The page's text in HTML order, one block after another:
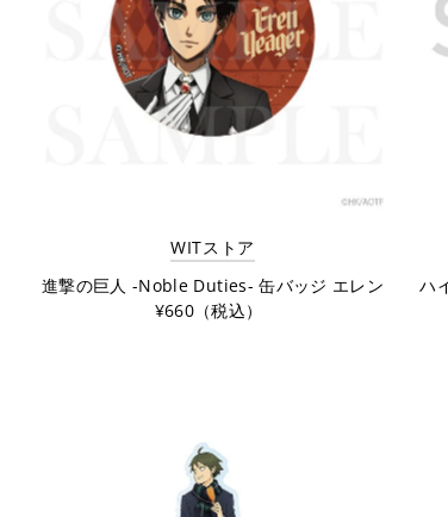
WITストア
進撃の巨人 -Noble Duties- 缶バッジ エレン
¥660（税込）
ハ